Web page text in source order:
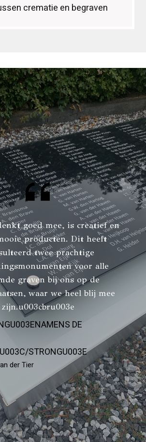
crematie en begraven
goed mee, is creatief en
producten. Dit heeft
twee prachtige
voor alle
graven bij ons op de
waar we heel blij mee
zijn.u003cbru003e
DE
STRONGU003E
der Tier